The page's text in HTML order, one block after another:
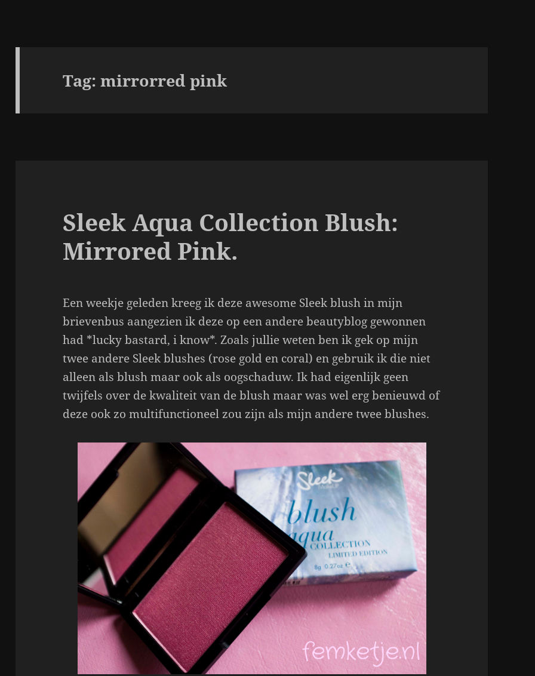
Tag:mirrorred pink
Sleek Aqua Collection Blush:
Mirrored Pink.
Een weekje geleden kreeg ik deze awesome Sleek blush in mijn
brievenbus aangezien ik deze op een andere beautyblog gewonnen
had *lucky bastard, i know*. Zoals jullie weten ben ik gek op mijn
twee andere Sleek blushes (rose gold en coral) en gebruik ik die niet
alleen als blush maar ook als oogschaduw. Ik had eigenlijk geen
twijfels over de kwaliteit van de blush maar was wel erg benieuwd of
deze ook zo multifunctioneel zou zijn als mijn andere twee blushes.